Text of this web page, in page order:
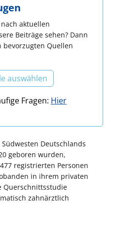
aktuellen
Beiträge sehen? Dann
bevorzugten Quellen
auswählen
Fragen: Hier
Deutschlands
geboren wurden,
registrierten Personen
in ihrem privaten
Querschnittsstudie
zahnärztlich